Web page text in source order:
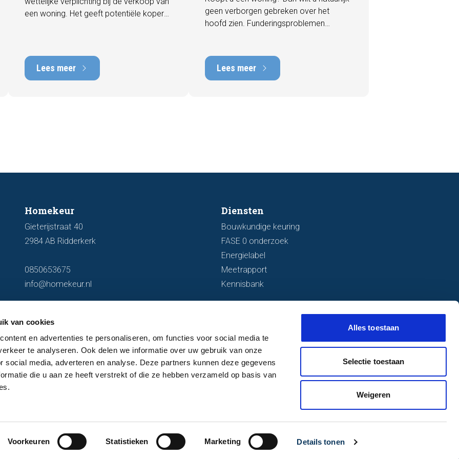
van cookies
en advertenties te personaliseren, om functies voor social media te
te analyseren. Ook delen we informatie over uw gebruik van onze
social media, adverteren en analyse. Deze partners kunnen deze gegevens
die u aan ze heeft verstrekt of die ze hebben verzameld op basis van
Voorkeuren Statistieken Marketing Details tonen
Alles toestaan
Selectie toestaan
Weigeren
een woning. Het geeft potentiële kopers
waarde. In deze blog leggen we uit
waarom een actueel energielabel
Lees meer
geen verborgen gebreken over het
hoofd zien. Funderingsproblemen
met herstelkosten die kunnen oplopen
tot tienduizenden euro's. Gelukkig zijn er
Lees meer
Homekeur
Gieterijstraat 40
2984 AB Ridderkerk
0850653675
info@homekeur.nl
Diensten
Bouwkundige keuring
FASE 0 onderzoek
Energielabel
Meetrapport
Kennisbank
Website: